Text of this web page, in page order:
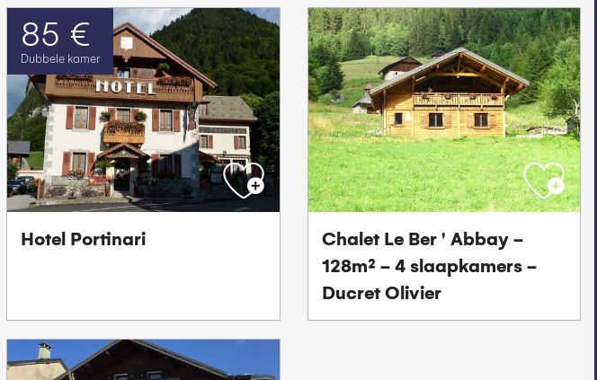
85 €
Dubbele kamer
Hotel Portinari
Chalet Le Ber ' Abbay -
128m² - 4 slaapkamers -
Ducret Olivier